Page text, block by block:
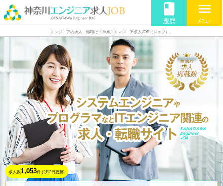
book
履歴
menu
ﾒﾆｭｰ
エンジニアの求人・転職は「神奈川エンジニア求人JOB（ジョブ）」
求人数1,053件(2月3日更新)